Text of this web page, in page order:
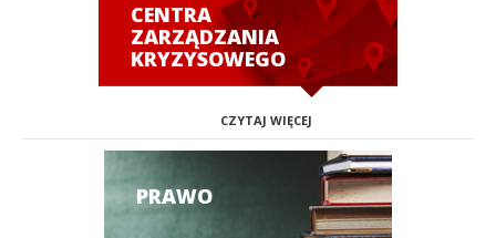
CENTRA
ZARZĄDZANIA
KRYZYSOWEGO
CZYTAJ WIĘCEJ
PRAWO